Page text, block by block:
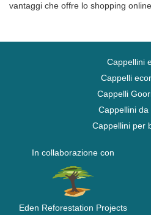
vantaggi che offre lo shopping online.
Cappellini
Cappelli
Cappelli
Cappellini da
Cappellini per
In collaborazione con
Eden Reforestation Projects